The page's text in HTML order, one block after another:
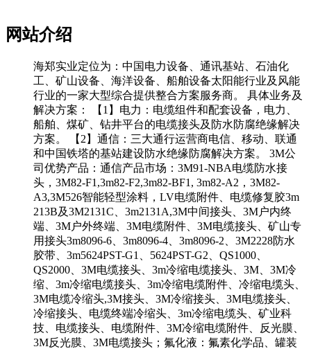
网站介绍
海郑实业定位为：中国电力设备、通讯基站、石油化
工、矿山设备、海洋设备、船舶设备太阳能行业及风能
行业的一家大型综合提供整合方案服务商。 具体业务及
解决方案： 【1】电力：电缆组件和配套设备，电力、
船舶、煤矿、钻井平台的电缆接头及防水防腐绝缘解决
方案。 【2】通信：三大通行运营商电信、移动、联通
和中国铁塔的基站建设防水绝缘防腐解决方案。 3M公
司优势产品：通信产品市场：3M91-NBA电缆防水接
头，3M82-F1,3m82-F2,3m82-BF1, 3m82-A2，3M82-
A3,3M526智能轻型涂料，LV电缆附件、电缆修复胶3m
213B及3M2131C、3m2131A,3M中间接头、3M户内终
端、3M户外终端、3M电缆附件、3M电缆接头、矿山专
用接头3m8096-6、3m8096-4、3m8096-2、3M2228防水
胶带、3m5624PST-G1、5624PST-G2、QS1000、
QS2000、3M电缆接头、3m冷缩电缆接头、3M、3M冷
缩、3m冷缩电缆接头、3m冷缩电缆附件、冷缩电缆头、
3M电缆冷缩头,3M接头、3M冷缩接头、3M电缆接头、
冷缩接头、电缆终端冷缩头、3m冷缩电缆头、矿业科
技、电缆接头、电缆附件、3M冷缩电缆附件、反光膜、
3M反光膜、3M电缆接头；氟化液：氟素化学品、罐装